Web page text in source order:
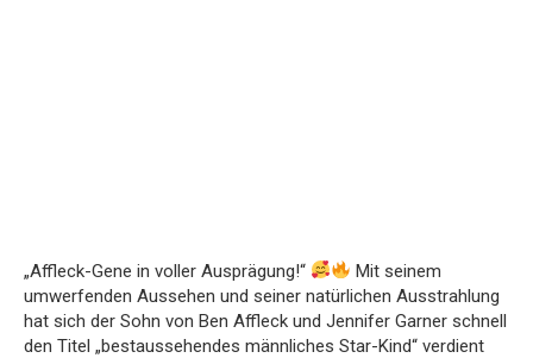
„Affleck-Gene in voller Ausprägung!“
Mit seinem
umwerfenden Aussehen und seiner natürlichen Ausstrahlung
hat sich der Sohn von Ben Affleck und Jennifer Garner schnell
den Titel „bestaussehendes männliches Star-Kind“ verdient